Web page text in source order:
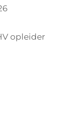
opleider